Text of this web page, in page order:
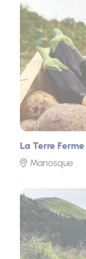
La Terre Ferme
Manosque
Photo
Photo